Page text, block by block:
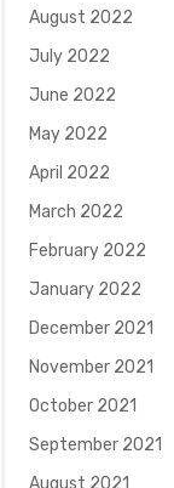
August 2022
July 2022
June 2022
May 2022
April 2022
March 2022
February 2022
January 2022
December 2021
November 2021
October 2021
September 2021
August 2021